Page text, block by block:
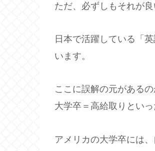
ただ、必ずしもそれが
日本で活躍している「
います。
ここに誤解の元がある
大学卒＝高給取りとい
アメリカの大学卒には